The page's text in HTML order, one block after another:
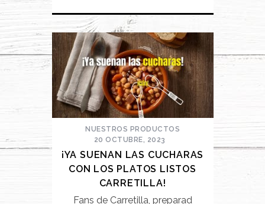
NUESTROS PRODUCTOS
20 OCTUBRE, 2023
¡YA SUENAN LAS CUCHARAS
CON LOS PLATOS LISTOS
CARRETILLA!
Fans de Carretilla, preparad